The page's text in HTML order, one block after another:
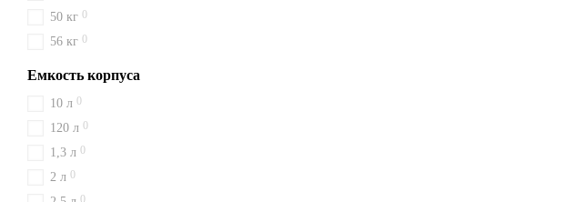
50 кг 0
56 кг 0
Емкость корпуса
10 л 0
120 л 0
1,3 л 0
2 л 0
0